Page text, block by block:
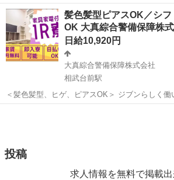
ください。 不動産会社様を定期的に訪問し、信頼関係を構築しながら
パンフレットの設置・補充を行っていただくお
「顔」として丁寧な挨拶や最低限...
神奈川 横浜市 その他
髪色髪型ピアスOK／シ
OK 大真綜合警備保障株
日給10,920円
大真綜合警備保障株式会社
相武台前駅
＜髪色髪型、ヒゲ、ピアスOK＞ ジブンらしく働
「家が無いからすぐ入寮したい」 「今すぐ働い
投稿
求人情報を無料で掲載出